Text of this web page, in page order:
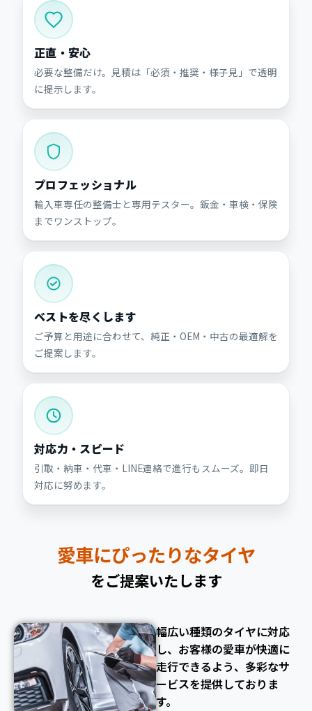
正直・安心
必要な整備だけ。見積は「必須・推奨・様子見」で透明
に提示します。
プロフェッショナル
輸入車専任の整備士と専用テスター。鈑金・車検・保険
までワンストップ。
ベストを尽くします
ご予算と用途に合わせて、純正・OEM・中古の最適解を
ご提案します。
対応力・スピード
引取・納車・代車・LINE連絡で進行もスムーズ。即日
対応に努めます。
愛車にぴったりなタイヤ
をご提案いたします
幅広い種類のタイヤに対応
し、お客様の愛車が快適に
走行できるよう、多彩なサ
ービスを提供しておりま
す。